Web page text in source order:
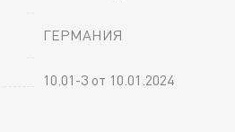
ГЕРМАНИЯ
10.01-3 от 10.01.2024